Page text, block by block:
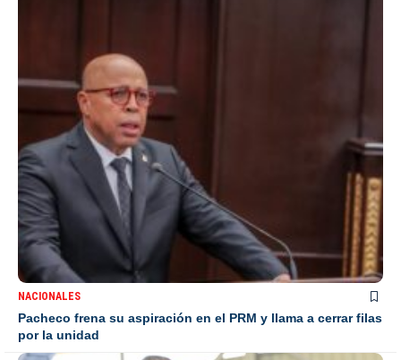
NACIONALES
Pacheco frena su aspiración en el PRM y llama a cerrar filas
por la unidad